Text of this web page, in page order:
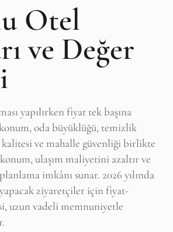
Otel
ve Değer
yapılırken fiyat tek başına
oda büyüklüğü, temizlik
kalitesi ve mahalle güvenliği birlikte
ulaşım maliyetini azaltır ve
imkânı sunar. 2026 yılında
ziyaretçiler için fiyat-
uzun vadeli memnuniyetle